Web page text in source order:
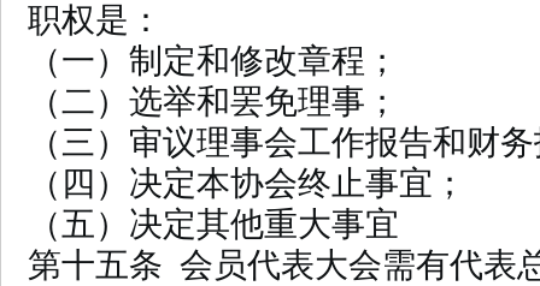
职权是：
（一）制定和修改章程；
（二）选举和罢免理事；
（三）审议理事会工作报告和财
（四）决定本协会终止事宜；
（五）决定其他重大事宜
第十五条 会员代表大会需有代表